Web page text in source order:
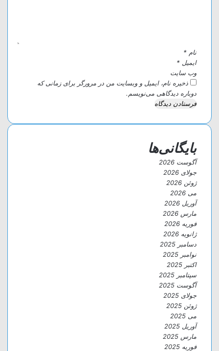
نام *
ایمیل *
وب‌ سایت
ذخیره نام، ایمیل و وبسایت من در مرورگر برای زمانی که
دوباره دیدگاهی می‌نویسم.
بایگانی‌ها
آگوست 2026
جولای 2026
ژوئن 2026
می 2026
آوریل 2026
مارس 2026
فوریه 2026
ژانویه 2026
دسامبر 2025
نوامبر 2025
اکتبر 2025
سپتامبر 2025
آگوست 2025
جولای 2025
ژوئن 2025
می 2025
آوریل 2025
مارس 2025
فوریه 2025